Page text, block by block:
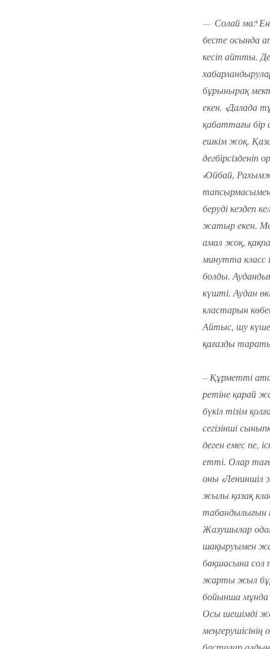
— Солай ма?
бесте осында
кесіп айтты.
бұрынырақ
екен. «Далада
қабаттағы бір
ешкім жоқ.
«Ойбай,
беруді кездеп
жатыр екен.
амал жоқ,
минутта класс
болды.
күшті. Аудан
кластарын
Айтыс, шу
қағазды
– Құрметті
ретіне қарай
бүкіл тізім
сегізінші
деген емес пе,
етті. Олар
оны «Лениншіл
жылы қазақ
табандылығын
Жазушылар
шақыруымен
бақшасына сол
жарты жыл
бойынша мұнда
Осы шешімді